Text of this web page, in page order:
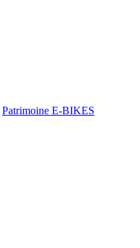
Patrimoine E-BIKES